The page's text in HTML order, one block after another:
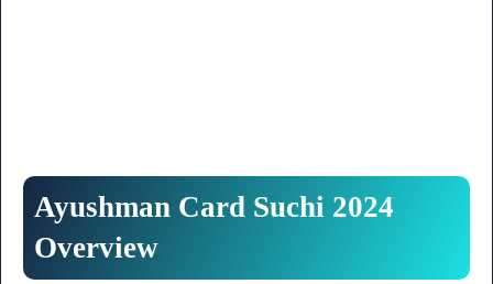
Ayushman Card Suchi 2024
Overview